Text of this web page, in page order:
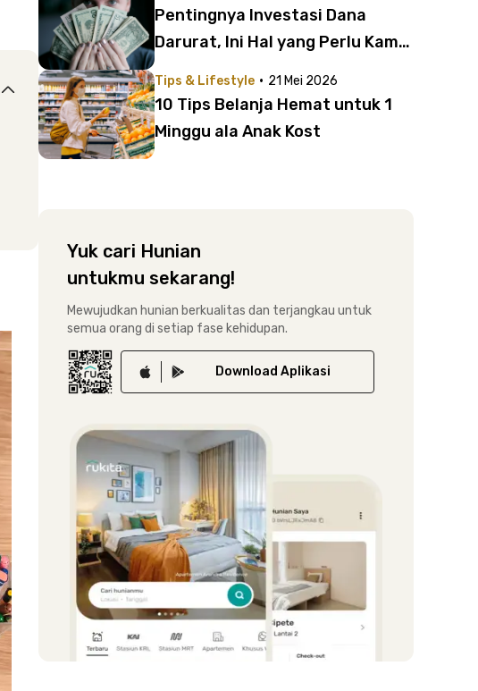
Pentingnya Investasi Dana
Darurat, Ini Hal yang Perlu Kamu
Tips & Lifestyle · 21 Mei 2026
10 Tips Belanja Hemat untuk 1
Minggu ala Anak Kost
Yuk cari Hunian
untukmu sekarang!
Mewujudkan hunian berkualitas dan terjangkau untuk
semua orang di setiap fase kehidupan.
Download Aplikasi